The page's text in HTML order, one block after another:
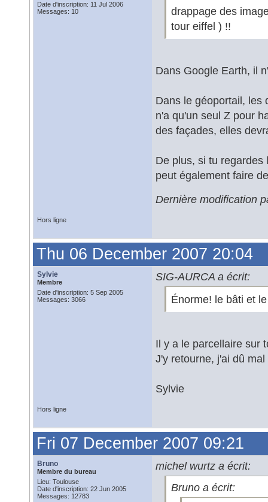
Date d'inscription: 11 Jul 2006
Messages: 10
drappage des
tour eiffel ) !!
Dans Google Earth, il
Dans le géoportail, les
n'a qu'un seul Z pour
des façades, elles
De plus, si tu regardes
peut également faire
Dernière modification
Hors ligne
Thu 06 December 2007 20:04
Sylvie
Membre
Date d'inscription: 5 Sep 2005
Messages: 3066
SIG-AURCA a écrit:
Énorme! le bâti et
Il y a le parcellaire sur
J'y retourne, j'ai dû
Sylvie
Hors ligne
Fri 07 December 2007 09:21
Bruno
Membre du bureau
Lieu: Toulouse
Date d'inscription: 22 Jun 2005
Messages: 12783
michel wurtz a écrit:
Bruno a écrit: